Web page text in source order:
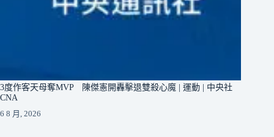
3度作客天母奪MVP 陳傑憲開轟擊退雙殺心魔 | 運動 | 中央社
CNA
6 8 月, 2026